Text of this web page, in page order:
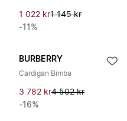
1 022 kr1 145 kr
-11%
BURBERRY
Cardigan Bimba
3 782 kr4 502 kr
-16%